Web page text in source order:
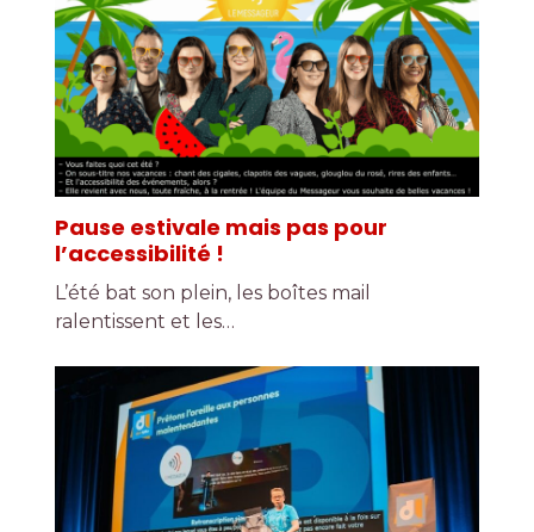
Pause estivale mais pas pour
l’accessibilité !
L’été bat son plein, les boîtes mail
ralentissent et les…